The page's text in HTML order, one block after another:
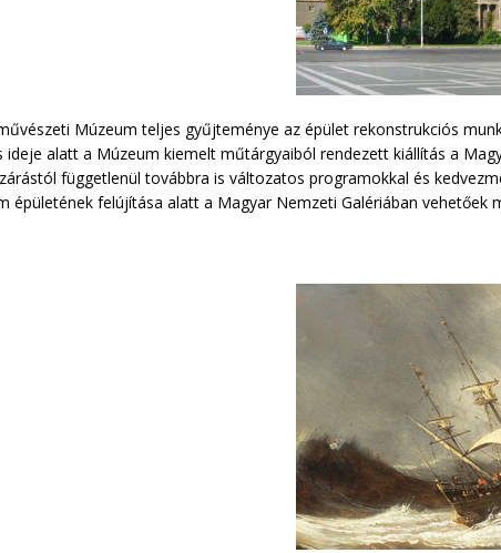
Múzeum teljes gyűjteménye az épület rekonstrukciós
ideje alatt a Múzeum kiemelt műtárgyaiból rendezett kiállítás a
függetlenül továbbra is változatos programokkal és
épületének felújítása alatt a Magyar Nemzeti Galériában vehetőek